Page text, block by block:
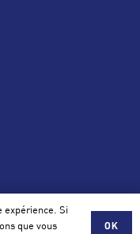
expérience. Si
que vous
OK